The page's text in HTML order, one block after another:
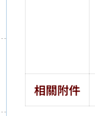
相關附件